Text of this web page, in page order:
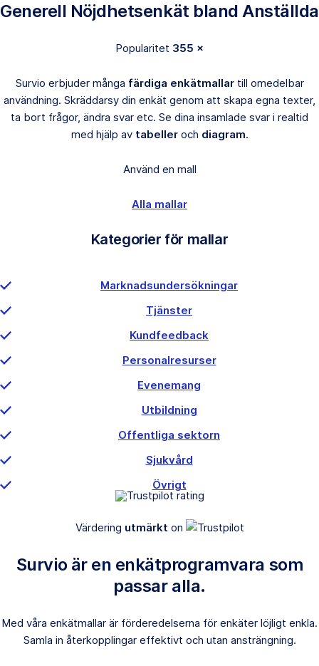
Generell Nöjdhetsenkät bland Anställda
Popularitet 355 ×
Survio erbjuder många färdiga enkätmallartill omedelbar
användning. Skräddarsy din enkät genom att skapa egna texter,
ta bort frågor, ändra svar etc. Se dina insamlade svar i realtid
med hjälp av tabelleroch diagram.
Använd en mall
Alla mallar
Kategorier för mallar
Marknadsundersökningar
Tjänster
Kundfeedback
Personalresurser
Evenemang
Utbildning
Offentliga sektorn
Sjukvård
Övrigt
Värdering utmärkt on
Survio är en enkätprogramvara som
passar alla.
Med våra enkätmallar är förderedelserna för enkäter löjligt enkla.
Samla in återkopplingar effektivt och utan ansträngning.